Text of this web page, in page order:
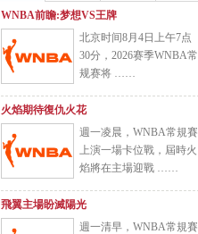
WNBA前瞻:梦想VS王牌
北京时间8月4日上午7点
30分，2026赛季WNBA常
规赛将 ……
火焰期待復仇火花
週一凌晨，WNBA常規賽
上演一場卡位戰，屆時火
焰將在主場迎戰 ……
飛翼主場盼滅陽光
週一清早，WNBA常規賽